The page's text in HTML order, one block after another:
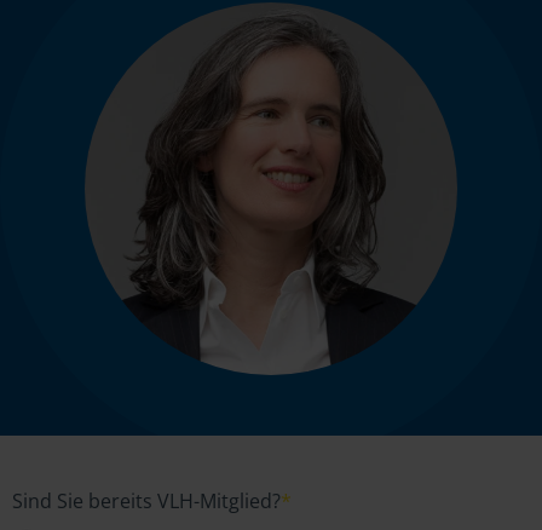
Sind Sie bereits VLH-Mitglied?*